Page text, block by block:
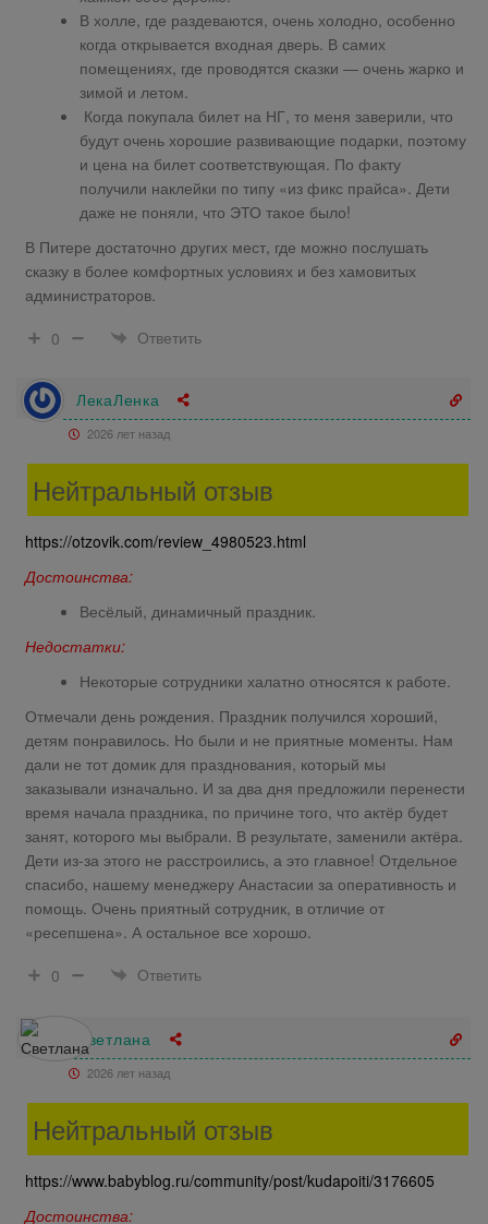
В холле, где раздеваются, очень холодно, особенно
когда открывается входная дверь. В самих
помещениях, где проводятся сказки — очень жарко и
зимой и летом.
Когда покупала билет на НГ, то меня заверили, что
будут очень хорошие развивающие подарки, поэтому
и цена на билет соответствующая. По факту
получили наклейки по типу «из фикс прайса». Дети
даже не поняли, что ЭТО такое было!
В Питере достаточно других мест, где можно послушать
сказку в более комфортных условиях и без хамовитых
администраторов.
0
Ответить
ЛекаЛенка
2026 лет назад
Нейтральный отзыв
https://otzovik.com/review_4980523.html
Достоинства:
Весёлый, динамичный праздник.
Недостатки:
Некоторые сотрудники халатно относятся к работе.
Отмечали день рождения. Праздник получился хороший,
детям понравилось. Но были и не приятные моменты. Нам
дали не тот домик для празднования, который мы
заказывали изначально. И за два дня предложили перенести
время начала праздника, по причине того, что актёр будет
занят, которого мы выбрали. В результате, заменили актёра.
Дети из-за этого не расстроились, а это главное! Отдельное
спасибо, нашему менеджеру Анастасии за оперативность и
помощь. Очень приятный сотрудник, в отличие от
«ресепшена». А остальное все хорошо.
0
Ответить
Светлана
2026 лет назад
Нейтральный отзыв
https://www.babyblog.ru/community/post/kudapoiti/3176605
Достоинства: